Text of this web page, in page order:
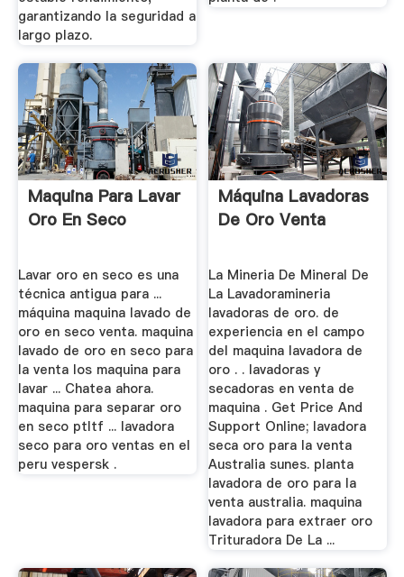
garantizando la seguridad a
largo plazo.
Maquina Para Lavar
Oro En Seco
Lavar oro en seco es una
técnica antigua para ...
máquina maquina lavado de
oro en seco venta. maquina
lavado de oro en seco para
la venta los maquina para
lavar ... Chatea ahora.
maquina para separar oro
en seco ptltf ... lavadora
seco para oro ventas en el
peru vespersk .
Máquina Lavadoras
De Oro Venta
La Mineria De Mineral De
La Lavadoramineria
lavadoras de oro. de
experiencia en el campo
del maquina lavadora de
oro . . lavadoras y
secadoras en venta de
maquina . Get Price And
Support Online; lavadora
seca oro para la venta
Australia sunes. planta
lavadora de oro para la
venta australia. maquina
lavadora para extraer oro
Trituradora De La ...